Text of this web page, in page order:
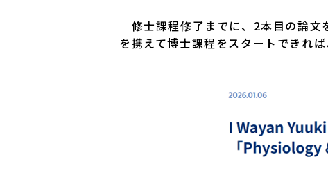
修士課程修了までに、2本目の論文
を携えて博士課程をスタートできれ